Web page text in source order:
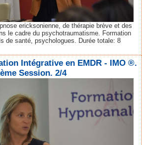
ericksonienne, de thérapie brève et des
le cadre du psychotraumatisme. Formation
de santé, psychologues. Durée totale: 8
Intégrative en EMDR - IMO ®.
Session. 2/4